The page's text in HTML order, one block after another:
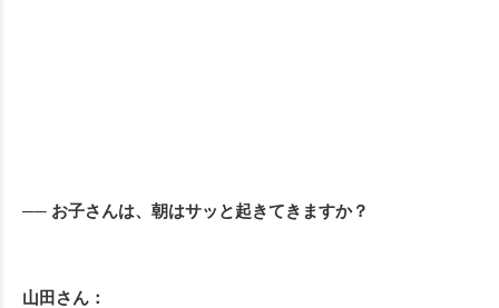
── お子さんは、朝はサッと起きてきますか？
山田さん：